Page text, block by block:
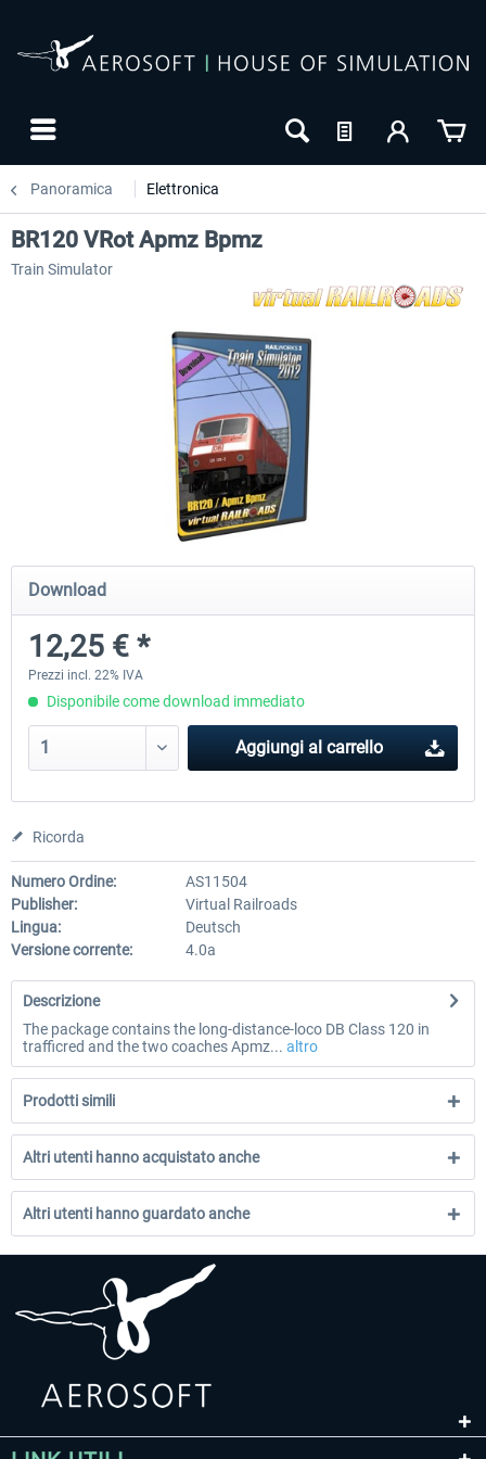
Panoramica Elettronica
ICE 4 (Class 412)
35,83 € *
Stadler Flirt 3
BR120 VRot Apmz Bpmz
Train Simulator
Download
12,25 € *
Prezzi incl. 22% IVA
Disponibile come download immediato
Aggiungi al carrello
Ricorda
Numero Ordine:
AS11504
Publisher:
Virtual Railroads
Lingua:
Deutsch
Versione corrente:
4.0a
Descrizione
The package contains the long-distance-loco DB Class 120 in
trafficred and the two coaches Apmz... altro
Prodotti simili
Altri utenti hanno acquistato anche
Altri utenti hanno guardato anche